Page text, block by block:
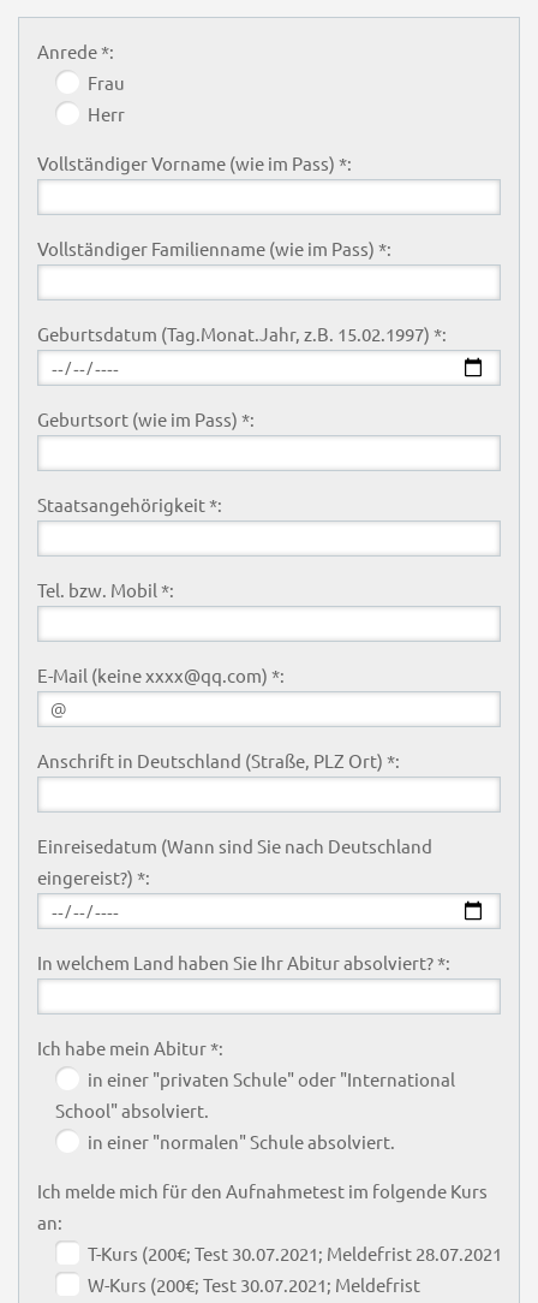
Anrede *:
Frau
Herr
Vollständiger Vorname (wie im Pass) *:
Vollständiger Familienname (wie im Pass) *:
Geburtsdatum (Tag.Monat.Jahr, z.B. 15.02.1997) *:
Geburtsort (wie im Pass) *:
Staatsangehörigkeit *:
Tel. bzw. Mobil *:
E-Mail (keine xxxx@qq.com) *:
Anschrift in Deutschland (Straße, PLZ Ort) *:
Einreisedatum (Wann sind Sie nach Deutschland
eingereist?) *:
In welchem Land haben Sie Ihr Abitur absolviert? *:
Ich habe mein Abitur *:
in einer "privaten Schule" oder "International
School" absolviert.
in einer "normalen" Schule absolviert.
Ich melde mich für den Aufnahmetest im folgende Kurs
an:
T-Kurs (200€; Test 30.07.2021; Meldefrist 28.07.2021)
W-Kurs (200€; Test 30.07.2021; Meldefrist